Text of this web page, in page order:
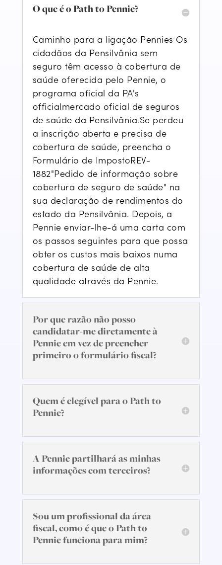
O que é o Path to Pennie?
Caminho para a ligação Pennies Os
cidadãos da Pensilvânia sem
seguro têm acesso à cobertura de
saúde oferecida pelo Pennie, o
programa oficial da PA's
officialmercado oficial de seguros
de saúde da Pensilvânia.Se perdeu
a inscrição aberta e precisa de
cobertura de saúde, preencha o
Formulário de ImpostoREV-
1882"Pedido de informação sobre
cobertura de seguro de saúde" na
sua declaração de rendimentos do
estado da Pensilvânia. Depois, a
Pennie enviar-lhe-á uma carta com
os passos seguintes para que possa
obter os custos mais baixos numa
cobertura de saúde de alta
qualidade através da Pennie.
Por que razão não posso
candidatar-me diretamente à
Pennie em vez de preencher
primeiro o formulário fiscal?
Quem é elegível para o Path to
Pennie?
A Pennie partilhará as minhas
informações com terceiros?
Sou um profissional da área
fiscal, como é que o Path to
Pennie funciona para mim?